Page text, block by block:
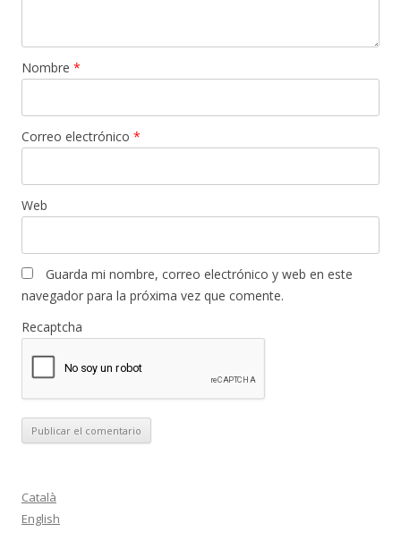
Nombre *
Correo electrónico *
Web
Guarda mi nombre, correo electrónico y web en este
navegador para la próxima vez que comente.
Recaptcha
Català
English